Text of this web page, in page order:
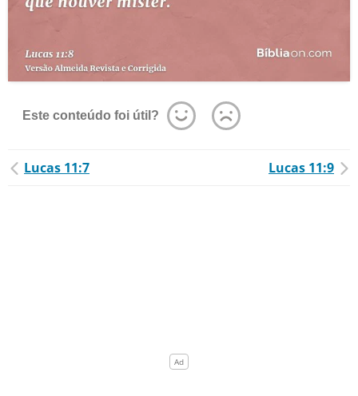
Este conteúdo foi útil?
Lucas 11:7 Lucas 11:9